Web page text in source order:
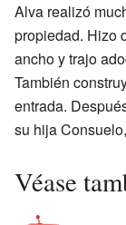
Alva realizó
propiedad. Hizo
ancho y trajo
También
entrada.
su hija
Véase